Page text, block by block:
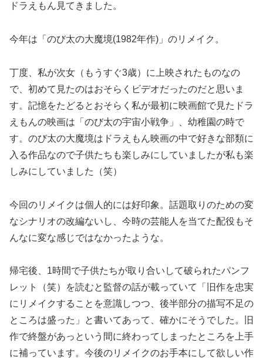
ドラえもん見てきました。
今年は「のび太の大魔境(1982年作)」のリメイク。
丁度、私が次女（もうすぐ3歳）に上映されたものなの
で、初めて見たのはおそらくビデオだったのだと思いま
す。記憶をたどるとおそらく私が最初に映画館で見たドラ
えもんの映画は「のび太の宇宙小戦争」、幼稚園の時で
す。のび太の大魔境はドラえもん映画の中で好きな部類に
入る作品なので子供たちも楽しみにしていましたが私も楽
しみにしていました（笑）
今回のリメイクは個人的には好印象。話題取りのための変
なシナリオの改編ないし、今時の芸能人を当てた配役もそ
んなに変な感じではなかったような。
帰宅後、1時間で子供たちが取り合いして破られたパンフ
レット（笑）を読むと監督の話が載っていて「旧作を忠実
にリメイクすることを意識しつつ、後半部分の描写不足の
ところは盛った」と書いてあって、確かにそうでした。旧
作で終盤があっという間に終わってしまったところを上手
に補っています。今後のリメイクのお手本にして欲しい作